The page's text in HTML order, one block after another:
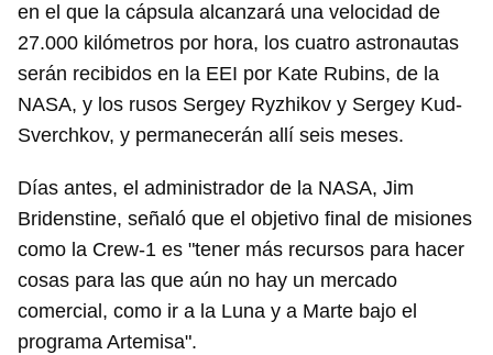
en el que la cápsula alcanzará una velocidad de
27.000 kilómetros por hora, los cuatro astronautas
serán recibidos en la EEI por Kate Rubins, de la
NASA, y los rusos Sergey Ryzhikov y Sergey Kud-
Sverchkov, y permanecerán allí seis meses.
Días antes, el administrador de la NASA, Jim
Bridenstine, señaló que el objetivo final de misiones
como la Crew-1 es "tener más recursos para hacer
cosas para las que aún no hay un mercado
comercial, como ir a la Luna y a Marte bajo el
programa Artemisa".